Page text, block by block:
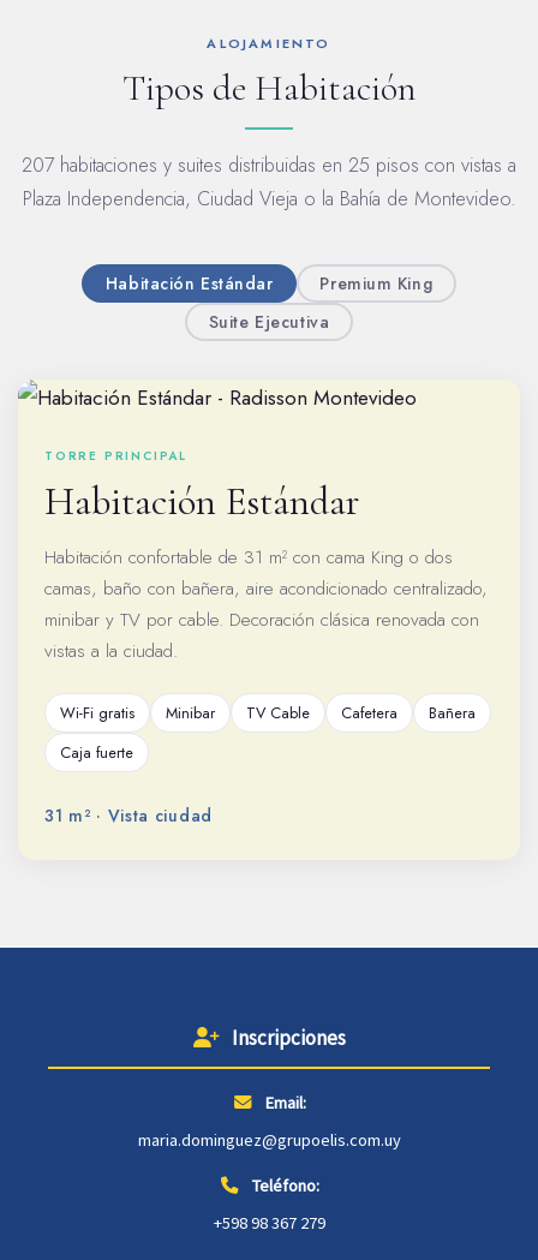
ALOJAMIENTO
Tipos de Habitación
207 habitaciones y suites distribuidas en 25 pisos con vistas a
Plaza Independencia, Ciudad Vieja o la Bahía de Montevideo.
Habitación Estándar
Premium King
Suite Ejecutiva
TORRE PRINCIPAL
Habitación Estándar
Habitación confortable de 31 m² con cama King o dos
camas, baño con bañera, aire acondicionado centralizado,
minibar y TV por cable. Decoración clásica renovada con
vistas a la ciudad.
Wi-Fi gratis Minibar TV Cable Cafetera
Bañera
Caja fuerte
31 m² · Vista ciudad
Inscripciones
Email:
maria.dominguez@grupoelis.com.uy
Teléfono:
+598 98 367 279